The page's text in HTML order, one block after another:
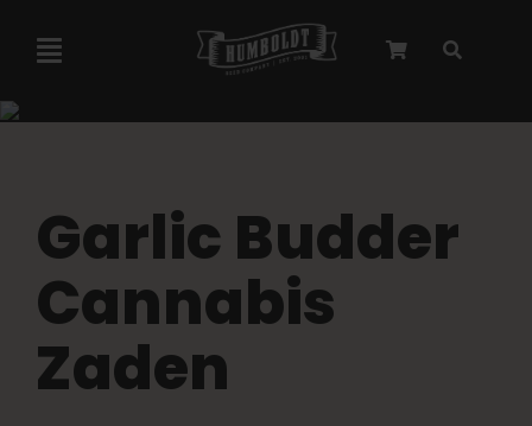
naar
Navigatie
Gefeminiseerde zaden
Autoflower zaden
Triploïde zaden
Garlic Budder
Cannabis
Zaden